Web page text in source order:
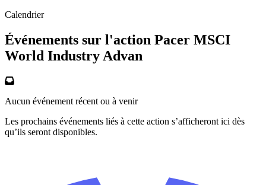
Calendrier
Événements sur l'action Pacer MSCI
World Industry Advan
Aucun événement récent ou à venir
Les prochains événements liés à cette action s’afficheront ici dès
qu’ils seront disponibles.